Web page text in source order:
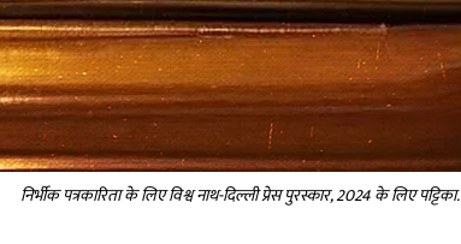
निर्भीक पत्रकारिता के लिए विश्व नाथ-दिल्ली प्रेस पुरस्कार, 2024 के लिए पट्टिका.